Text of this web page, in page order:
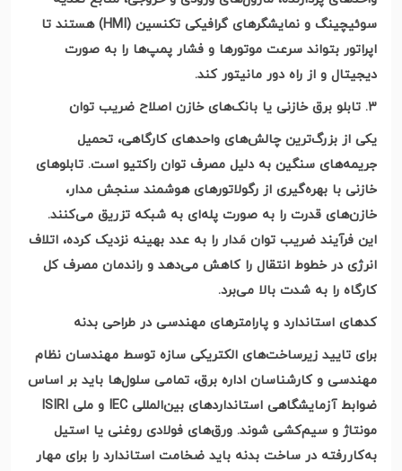
سوئیچینگ و نمایشگرهای گرافیکی تکنسین (HMI)
هستند تا
اپراتور بتواند سرعت موتورها و فشار پمپ‌ها را به صورت
دیجیتال و از راه دور مانیتور کند.
۳. تابلو برق خازنی یا بانک‌های خازن اصلاح ضریب توان
یکی از بزرگ‌ترین چالش‌های واحدهای کارگاهی، تحمیل
جریمه‌های سنگین به دلیل مصرف توان راکتیو است. تابلوهای
خازنی با بهره‌گیری از رگولاتورهای هوشمند سنجش مدار،
خازن‌های قدرت را به صورت پله‌ای به شبکه تزریق می‌کنند.
این فرآیند ضریب توان مَدار را به عدد بهینه نزدیک کرده، اتلاف
انرژی در خطوط انتقال را کاهش می‌دهد و راندمان مصرف کل
کارگاه را به شدت بالا می‌برد.
کدهای استاندارد و پارامترهای مهندسی در طراحی بدنه
برای تایید زیرساخت‌های الکتریکی سازه توسط مهندسان نظام
مهندسی و کارشناسان اداره برق، تمامی سلول‌ها باید بر اساس
ضوابط آزمایشگاهی استانداردهای بین‌المللی
و ملی
مونتاژ و سیم‌کشی شوند. ورق‌های فولادی روغنی یا استیل
به‌کاررفته در ساخت بدنه باید ضخامت استاندارد را برای مهار